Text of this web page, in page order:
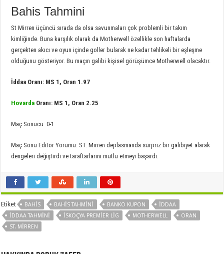
Bahis Tahmini
St Mirren üçüncü sırada da olsa savunmaları çok problemli bir takım
kimliğinde. Buna karşılık olarak da Motherwell özellikle son haftalarda
gerçekten akıcı ve oyun içinde goller bularak ne kadar tehlikeli bir eşleşme
olduğunu gösteriyor. Bu maçın galibi kişisel görüşümce Motherwell olacaktır.
İddaa Oranı: MS 1, Oran 1.97
Hovarda Oranı: MS 1, Oran 2.25
Maç Sonucu: 0-1
Maç Sonu Editör Yorumu: ST. Mirren deplasmanda sürpriz bir galibiyet alarak
dengeleri değiştirdi ve taraftarlarını mutlu etmeyi başardı.
Etiket BAHIS BAHIS TAHMINI BANKO KUPON
IDDAA
IDDAA TAHMINI
İSKOÇYA PREMIER LIG MOTHERWELL
ORAN
ST. MIRREN